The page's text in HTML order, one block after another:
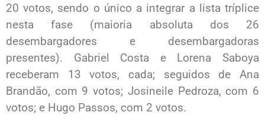
20 votos, sendo o único a integrar a lista tríplice
nesta fase (maioria absoluta dos 26
desembargadores e desembargadoras
presentes). Gabriel Costa e Lorena Saboya
receberam 13 votos, cada; seguidos de Ana
Brandão, com 9 votos; Josineile Pedroza, com 6
votos; e Hugo Passos, com 2 votos.